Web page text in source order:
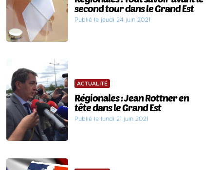
second tour dans le Grand Est
Publié le jeudi 24 juin 2021
ACTUALITÉ
Régionales : Jean Rottner en
tête dans le Grand Est
Publié le lundi 21 juin 2021